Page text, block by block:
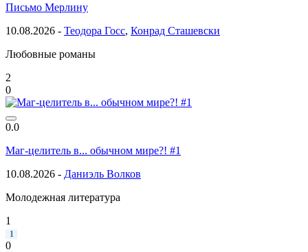
Письмо Мерлину
10.08.2026 - Теодора Госс, Конрад Сташевски
Любовные романы
2
0
0.0
Маг-целитель в... обычном мире?! #1
10.08.2026 - Даниэль Волков
Молодежная литература
1
1
0